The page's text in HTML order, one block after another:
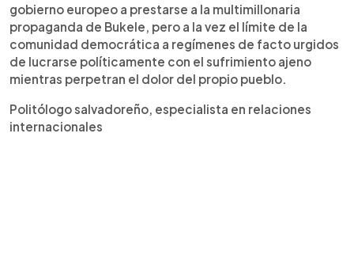
gobierno europeo a prestarse a la multimillonaria
propaganda de Bukele, pero a la vez el límite de la
comunidad democrática a regímenes de facto urgidos
de lucrarse políticamente con el sufrimiento ajeno
mientras perpetran el dolor del propio pueblo.
Politólogo salvadoreño, especialista en relaciones
internacionales